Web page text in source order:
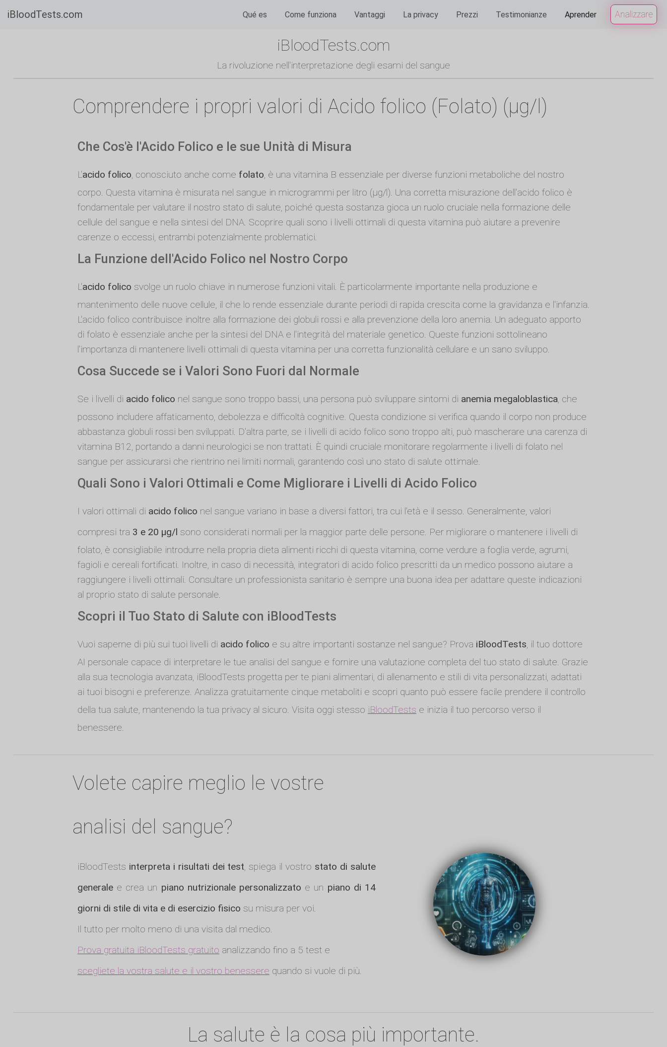
iBloodTests.com Qué es Come funziona Vantaggi La privacy Prezzi Testimonianze Aprender Analizzare
iBloodTests.com
La rivoluzione nell'interpretazione degli esami del sangue
Comprendere i propri valori di Acido folico (Folato) (µg/l)
Che Cos'è l'Acido Folico e le sue Unità di Misura
L'acido folico, conosciuto anche come folato, è una vitamina B essenziale per diverse funzioni metaboliche del nostro
corpo. Questa vitamina è misurata nel sangue in microgrammi per litro (µg/l). Una corretta misurazione dell'acido folico è
fondamentale per valutare il nostro stato di salute, poiché questa sostanza gioca un ruolo cruciale nella formazione delle
cellule del sangue e nella sintesi del DNA. Scoprire quali sono i livelli ottimali di questa vitamina può aiutare a prevenire
carenze o eccessi, entrambi potenzialmente problematici.
La Funzione dell'Acido Folico nel Nostro Corpo
L'acido folico svolge un ruolo chiave in numerose funzioni vitali. È particolarmente importante nella produzione e
mantenimento delle nuove cellule, il che lo rende essenziale durante periodi di rapida crescita come la gravidanza e l'infanzia.
L'acido folico contribuisce inoltre alla formazione dei globuli rossi e alla prevenzione della loro anemia. Un adeguato apporto
di folato è essenziale anche per la sintesi del DNA e l'integrità del materiale genetico. Queste funzioni sottolineano
l'importanza di mantenere livelli ottimali di questa vitamina per una corretta funzionalità cellulare e un sano sviluppo.
Cosa Succede se i Valori Sono Fuori dal Normale
Se i livelli di acido folico nel sangue sono troppo bassi, una persona può sviluppare sintomi di anemia megaloblastica, che
possono includere affaticamento, debolezza e difficoltà cognitive. Questa condizione si verifica quando il corpo non produce
abbastanza globuli rossi ben sviluppati. D'altra parte, se i livelli di acido folico sono troppo alti, può mascherare una carenza di
vitamina B12, portando a danni neurologici se non trattati. È quindi cruciale monitorare regolarmente i livelli di folato nel
sangue per assicurarsi che rientrino nei limiti normali, garantendo così uno stato di salute ottimale.
Quali Sono i Valori Ottimali e Come Migliorare i Livelli di Acido Folico
I valori ottimali di acido folico nel sangue variano in base a diversi fattori, tra cui l'età e il sesso. Generalmente, valori
compresi tra 3 e 20 µg/l sono considerati normali per la maggior parte delle persone. Per migliorare o mantenere i livelli di
folato, è consigliabile introdurre nella propria dieta alimenti ricchi di questa vitamina, come verdure a foglia verde, agrumi,
fagioli e cereali fortificati. Inoltre, in caso di necessità, integratori di acido folico prescritti da un medico possono aiutare a
raggiungere i livelli ottimali. Consultare un professionista sanitario è sempre una buona idea per adattare queste indicazioni
al proprio stato di salute personale.
Scopri il Tuo Stato di Salute con iBloodTests
Vuoi saperne di più sui tuoi livelli di acido folico e su altre importanti sostanze nel sangue? Prova iBloodTests, il tuo dottore
AI personale capace di interpretare le tue analisi del sangue e fornire una valutazione completa del tuo stato di salute. Grazie
alla sua tecnologia avanzata, iBloodTests progetta per te piani alimentari, di allenamento e stili di vita personalizzati, adattati
ai tuoi bisogni e preferenze. Analizza gratuitamente cinque metaboliti e scopri quanto può essere facile prendere il controllo
della tua salute, mantenendo la tua privacy al sicuro. Visita oggi stesso iBloodTests e inizia il tuo percorso verso il
benessere.
Volete capire meglio le vostre
analisi del sangue?
iBloodTests interpreta i risultati dei test, spiega il vostro stato di salute
generalee crea un piano nutrizionale personalizzato e un piano di 14
giorni di stile di vita e di esercizio fisico su misura per voi.
Il tutto per molto meno di una visita dal medico.
Prova gratuita iBloodTests gratuito analizzando fino a 5 test e
scegliete la vostra salute e il vostro benessere quando si vuole di più.
La salute è la cosa più importante.